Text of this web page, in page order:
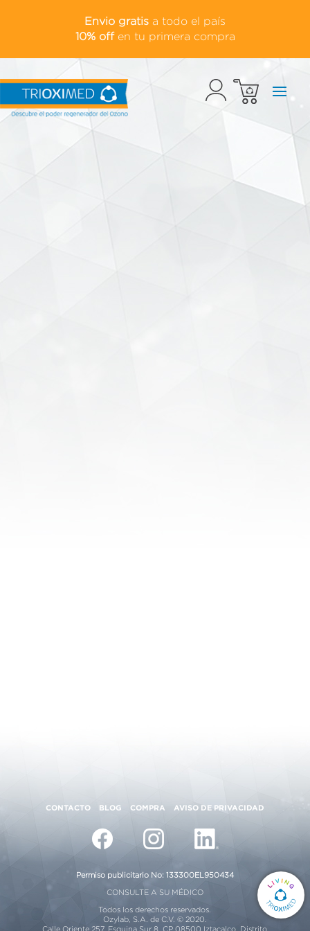
Envio gratis a todo el país
10% offen tu primera compra
CONTACTO BLOG COMPRA AVISO DE PRIVACIDAD
Permiso publicitario No: 133300EL950434
CONSULTE A SU MÉDICO
Todos los derechos reservados.
Ozylab, S.A. de C.V. © 2020.
Calle Oriente 257, Esquina Sur 8, CP 08500 Iztacalco, Distrito